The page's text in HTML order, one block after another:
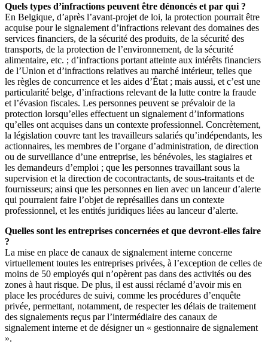
Quels types d’infractions peuvent être dénoncés et par qui ?
En Belgique, d’après l’avant-projet de loi, la protection pourrait être
acquise pour le signalement d’infractions relevant des domaines des
services financiers, de la sécurité des produits, de la sécurité des
transports, de la protection de l’environnement, de la sécurité
alimentaire, etc. ; d’infractions portant atteinte aux intérêts financiers
de l’Union et d’infractions relatives au marché intérieur, telles que
les règles de concurrence et les aides d’État ; mais aussi, et c’est une
particularité belge, d’infractions relevant de la lutte contre la fraude
et l’évasion fiscales. Les personnes peuvent se prévaloir de la
protection lorsqu’elles effectuent un signalement d’informations
qu’elles ont acquises dans un contexte professionnel. Concrètement,
la législation couvre tant les travailleurs salariés qu’indépendants, les
actionnaires, les membres de l’organe d’administration, de direction
ou de surveillance d’une entreprise, les bénévoles, les stagiaires et
les demandeurs d’emploi ; que les personnes travaillant sous la
supervision et la direction de cocontractants, de sous-traitants et de
fournisseurs; ainsi que les personnes en lien avec un lanceur d’alerte
qui pourraient faire l’objet de représailles dans un contexte
professionnel, et les entités juridiques liées au lanceur d’alerte.
Quelles sont les entreprises concernées et que devront-elles faire
?
La mise en place de canaux de signalement interne concerne
virtuellement toutes les entreprises privées, à l’exception de celles de
moins de 50 employés qui n’opèrent pas dans des activités ou des
zones à haut risque. De plus, il est aussi réclamé d’avoir mis en
place les procédures de suivi, comme les procédures d’enquête
privée, permettant, notamment, de respecter les délais de traitement
des signalements reçus par l’intermédiaire des canaux de
signalement interne et de désigner un « gestionnaire de signalement
».